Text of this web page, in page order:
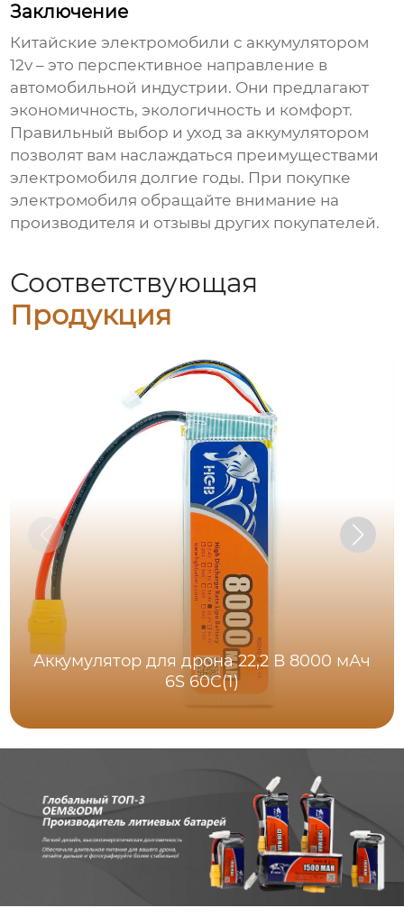
Заключение
Китайские электромобили с аккумулятором
12v – это перспективное направление в
автомобильной индустрии. Они предлагают
экономичность, экологичность и комфорт.
Правильный выбор и уход за аккумулятором
позволят вам наслаждаться преимуществами
электромобиля долгие годы. При покупке
электромобиля обращайте внимание на
производителя и отзывы других покупателей.
Соответствующая
Продукция
Аккумулятор для дрона 22,2 В 8000 мАч
6S 60C(1)